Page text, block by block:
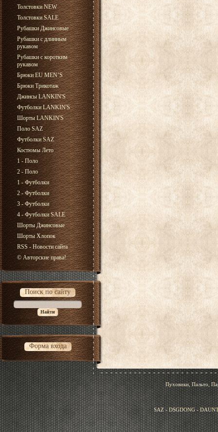
Толстовки NEW
Толстовки SALE
Рубашки Джинсовые
Рубашки с длинным
рукавом
Рубашки с коротким
рукавом
Брюки EU MEN’S
Брюки Трикотаж
Джинсы LANKIN'S
Футболки LANKIN'S
Шорты LANKIN'S
Поло SAZ
Футболки SAZ
Костюмы Лето
1 - Поло
2 - Поло
1 - Футболки
2 - Футболки
3 - Футболки
4 - Футболки SALE
Шорты Джинсовые
Шорты Хлопок
RSS - Новости сайта
© Авторские права!
Поиск по сайту
Форма входа
Пуховики, Пальто,
SAZ - DSGDONG -